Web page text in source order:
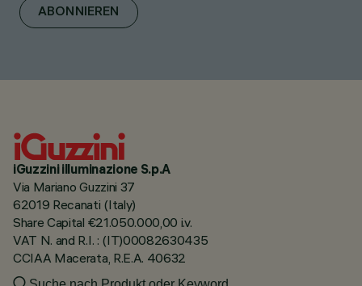
ABONNIEREN
iGuzzini illuminazione S.p.A
Via Mariano Guzzini 37
62019 Recanati (Italy)
Share Capital €21.050.000,00 i.v.
VAT N. and R.I. : (IT)00082630435
CCIAA Macerata, R.E.A. 40632